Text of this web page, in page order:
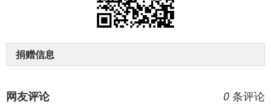
捐赠信息
0 条评论
网友评论